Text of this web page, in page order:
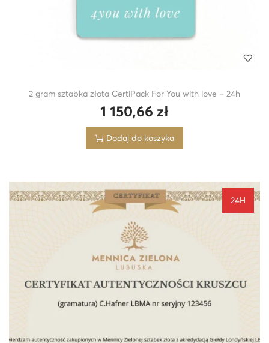
2 gram sztabka złota CertiPack For You with love – 24h
1 150,66 zł
Dodaj do koszyka
24H